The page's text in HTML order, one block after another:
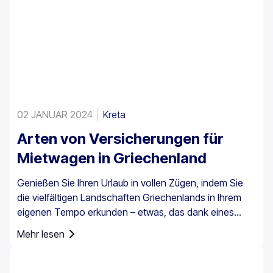
02 JANUAR 2024 Kreta
Arten von Versicherungen für
Mietwagen in Griechenland
Genießen Sie Ihren Urlaub in vollen Zügen, indem Sie
die vielfältigen Landschaften Griechenlands in Ihrem
eigenen Tempo erkunden – etwas, das dank eines
wichtig zu wissen, dass eine Autoversicherung in
Mehr lesen